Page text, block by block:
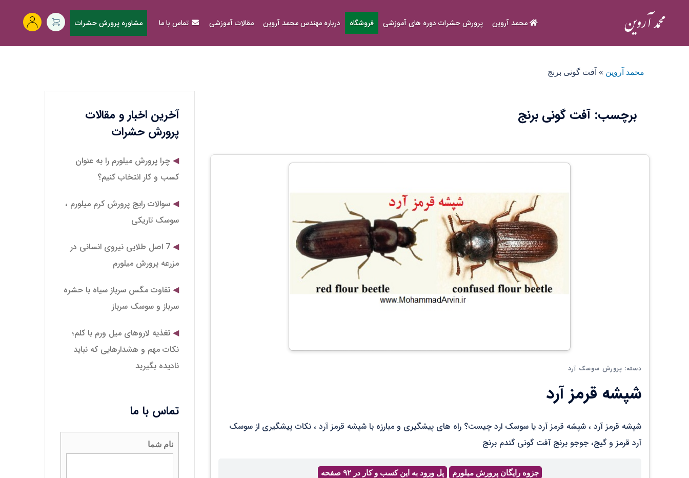
محمد آروین پرورش حشرات دوره های آموزشی فروشگاه درباره مهندس محمد آروین مقالات آموزشی تماس با ما مشاوره پرورش حشرات
محمد آروین » آفت گونی برنج
برچسب: آفت گونی برنج
دسته: پرورش سوسک آرد
شپشه قرمز آرد
شپشه قرمز آرد ، شپشه قرمز آرد یا سوسک ارد چیست؟ راه های پیشگیری و مبارزه با شپشه قرمز آرد ، نکات پیشگیری از سوسک
آرد قرمز و گیج، جوجو برنج آفت گونی گندم برنج
جزوه رایگان پرورش میلورم
پل ورود به این کسب و کار در ۹۲ صفحه
آخرین اخبار و مقالات
پرورش حشرات
چرا پرورش میلورم را به عنوان
کسب و کار انتخاب کنیم؟
سوالات رایج پرورش کرم میلورم ،
سوسک تاریکی
7 اصل طلایی نیروی انسانی در
مزرعه پرورش میلورم
تفاوت مگس سرباز سیاه با حشره
سرباز و سوسک سرباز
تغذیه لاروهای میل‌ ورم با کلم؛
نکات مهم و هشدارهایی که نباید
نادیده بگیرید
تماس با ما
نام شما